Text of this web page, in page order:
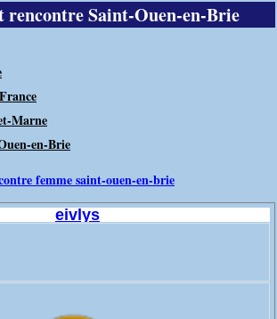
rencontre Saint-Ouen-en-Brie
Marne
en-Brie
femme saint-ouen-en-brie
eivlys